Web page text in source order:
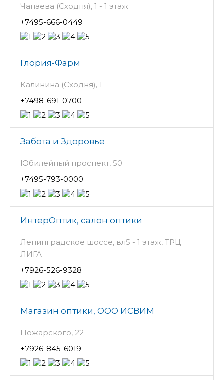
Чапаева (Сходня), 1 - 1 этаж
+7495-666-0449
Глория-Фарм
Калинина (Сходня), 1
+7498-691-0700
Забота и Здоровье
Юбилейный проспект, 50
+7495-793-0000
ИнтерОптик, салон оптики
Ленинградское шоссе, вл5 - 1 этаж, ТРЦ
ЛИГА
+7926-526-9328
Магазин оптики, ООО ИСВИМ
Пожарского, 22
+7926-845-6019